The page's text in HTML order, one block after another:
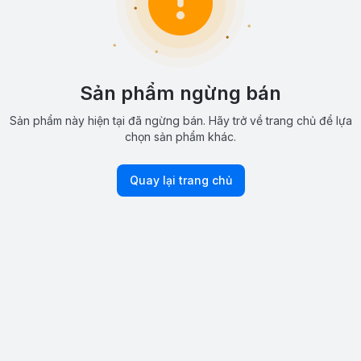
Sản phẩm ngừng bán
Sản phẩm này hiện tại đã ngừng bán. Hãy trở về trang chủ để lựa
chọn sản phẩm khác.
Quay lại trang chủ